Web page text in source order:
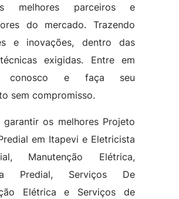
melhores parceiros e
do mercado. Trazendo
e inovações, dentro das
exigidas. Entre em
conosco e faça seu
sem compromisso.
garantir os melhores Projeto
em Itapevi e Eletricista
Manutenção Elétrica,
Predial, Serviços De
Elétrica e Serviços de